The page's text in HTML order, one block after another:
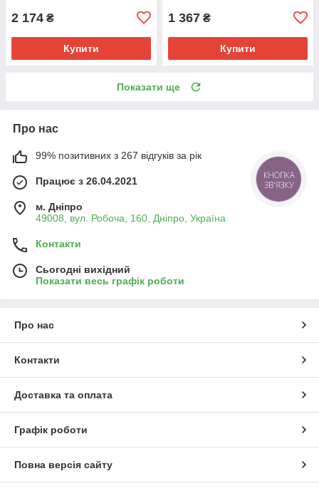
2 174 ₴
Купити
1 367 ₴
Купити
Показати ще
Про нас
99% позитивних з 267 відгуків за рік
Працює з 26.04.2021
м. Дніпро
49008, вул. Робоча, 160, Дніпро, Україна
Контакти
Сьогодні вихідний
Показати весь графік роботи
Про нас
Контакти
Доставка та оплата
Графік роботи
Повна версія сайту